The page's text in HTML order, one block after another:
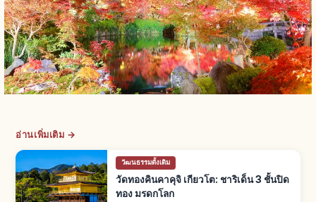
อ่านเพิ่มเติม →
วัฒนธรรมดั้งเดิม
วัดทองคินคาคุจิ เกียวโต: ชาริเด็น 3 ชั้นปิด
ทอง มรดกโลก